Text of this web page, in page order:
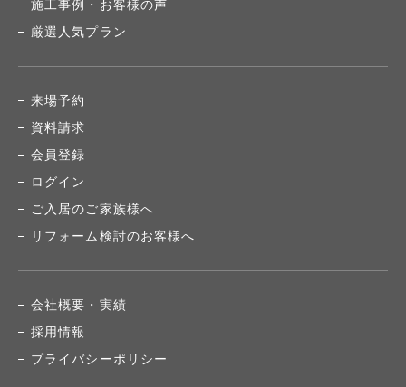
施工事例・お客様の声
厳選人気プラン
来場予約
資料請求
会員登録
ログイン
ご入居のご家族様へ
リフォーム検討のお客様へ
会社概要・実績
採用情報
プライバシーポリシー